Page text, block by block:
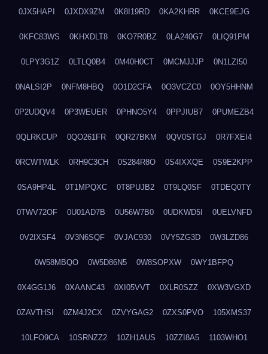
0JX5HAPI 0JXDX9ZM 0K8I19RD 0KA2KHRR 0KCE9EJG
0KFC83WS 0KHXDLT8 0KO7R0BZ 0LA240G7 0LIQ91PM
0LPY3G1Z 0LTLQ0B4 0M40H0CT 0MCMJJJP 0N1LZI50
0NALSI2P 0NFM8HBQ 0O1D2CFA 0O3VCZC0 0OY5HHNM
0P2UDQV4 0P3WEUER 0PHNO5Y4 0PPJIUB7 0PUMEZB4
0QLRKCUP 0QO261FR 0QR27BKM 0QV0STGJ 0R7FXEI4
0RCWTWLK 0RH9C3CH 0S284R8O 0S4IXXQE 0S9E2KPP
0SA9HP4L 0T1MPQXC 0T8PUJB2 0T9LQ0SF 0TDEQ0TY
0TWV72OF 0U01AD7B 0U56W7B0 0UDKWD5I 0UELVNFD
0V2IXSF4 0V3N6SQF 0VJAC930 0VY5ZG3D 0W3LZD86
0W58MBQO 0W5D86N5 0W8SOPXW 0WY1BFPQ
0X4GG1J6 0XAANC43 0XI05VVT 0XLR0SZZ 0XW3VGXD
0ZAVTHSI 0ZM4J2CX 0ZVYGAG2 0ZXS0PVO 105XMS37
10LFO9CA 10SRNZZ2 10ZH1AUS 10ZZI8A5 1103WHO1